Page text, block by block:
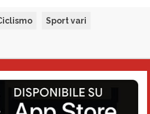
Sport vari